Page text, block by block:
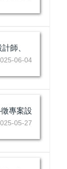
師、
06-04
專案設
05-27